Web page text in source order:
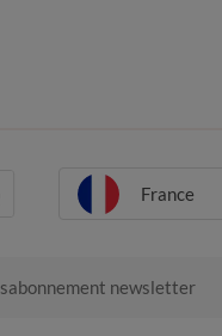
France
newsletter